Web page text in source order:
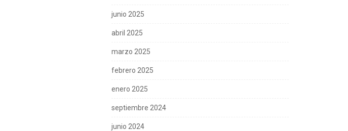
junio 2025
abril 2025
marzo 2025
febrero 2025
enero 2025
septiembre 2024
junio 2024